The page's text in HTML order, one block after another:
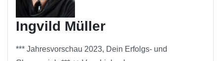
Ingvild Müller
*** Jahresvorschau 2023, Dein Erfolgs- und